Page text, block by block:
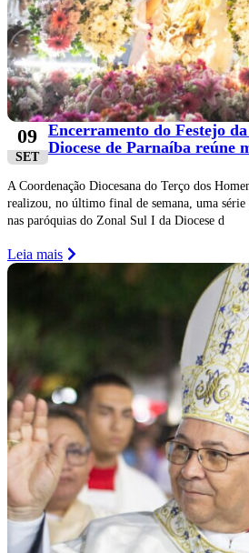
09
SET
Encerramento do Festejo
Diocese de Parnaíba reúne
A Coordenação Diocesana do Terço dos
realizou, no último final de semana, uma série
nas paróquias do Zonal Sul I da Diocese d
Leia mais